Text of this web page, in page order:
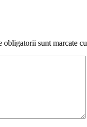
obligatorii sunt marcate cu